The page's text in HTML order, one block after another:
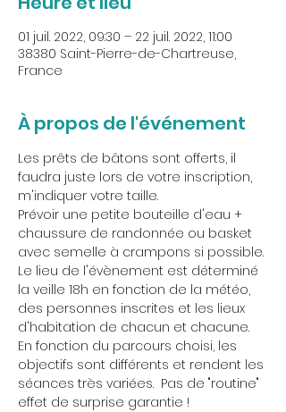
01 juil. 2022, 09:30 – 22 juil. 2022, 11:00
38380 Saint-Pierre-de-Chartreuse,
France
À propos de l'événement
Les prêts de bâtons sont offerts, il
faudra juste lors de votre inscription,
m'indiquer votre taille.
Prévoir une petite bouteille d'eau +
chaussure de randonnée ou basket
avec semelle à crampons si possible.
Le lieu de l'évènement est déterminé
la veille 18h en fonction de la météo,
des personnes inscrites et les lieux
d'habitation de chacun et chacune.
En fonction du parcours choisi, les
objectifs sont différents et rendent les
séances très variées.  Pas de "routine"
effet de surprise garantie !